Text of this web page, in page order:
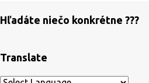
Hľadáte niečo konkrétne ???
Translate